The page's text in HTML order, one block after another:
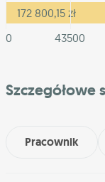
172 800,15 zł
0
43500
Szczegółowe
Pracownik